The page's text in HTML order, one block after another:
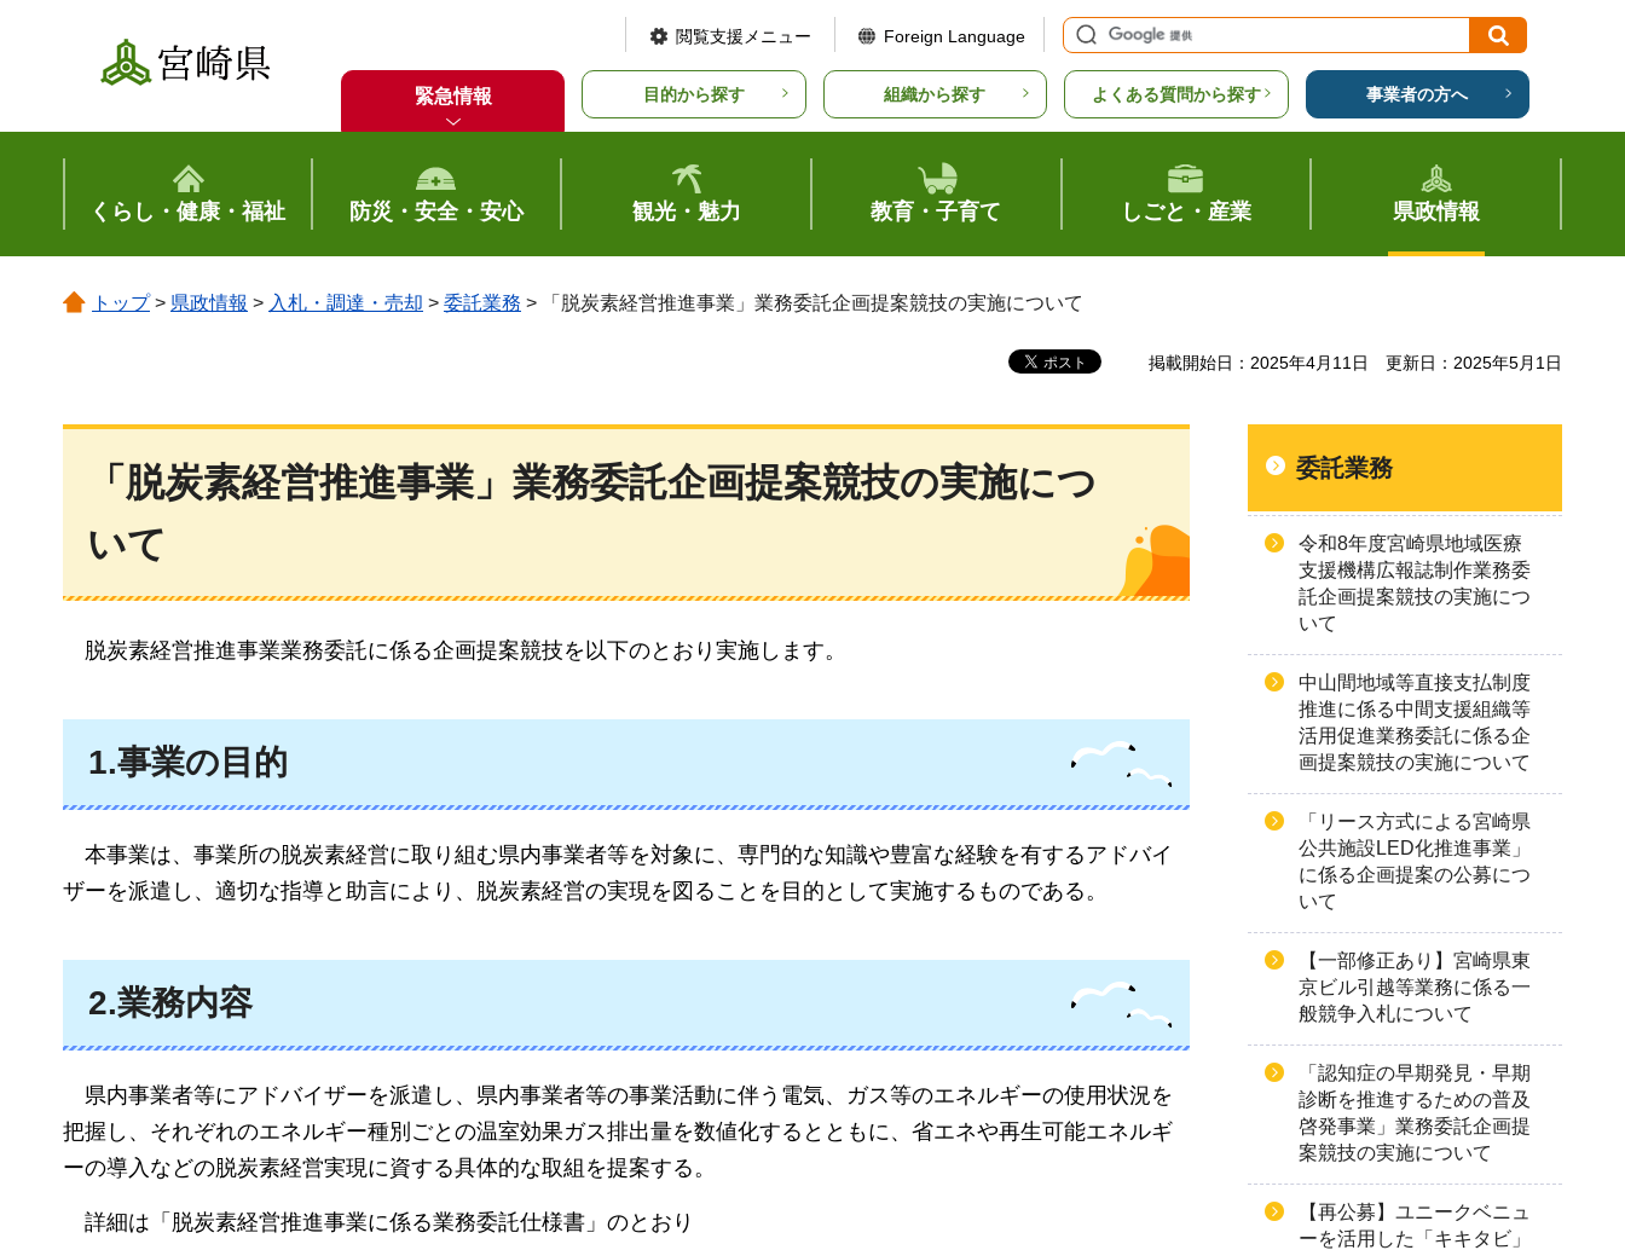
宮崎県
閲覧支援メニュー Foreign Language
緊急情報 目的から探す 組織から探す よくある質問から探す 事業者の方へ
くらし・健康・福祉 防災・安全・安心 観光・魅力 教育・子育て しごと・産業 県政情報
トップ> 県政情報 > 入札・調達・売却 > 委託業務 > 「脱炭素経営推進事業」業務委託企画提案競技の実施について
掲載開始日：2025年4月11日 更新日：2025年5月1日
「脱炭素経営推進事業」業務委託企画提案競技の実施につ
いて
脱炭素経営推進事業業務委託に係る企画提案競技を以下のとおり実施します。
1.事業の目的
本事業は、 事業所の脱炭素経営に取り組む県内事業者等を対象に、専門的な知識や豊富な経験を有するアドバイ
ザーを派遣し、適切な指導と助言により、脱炭素経営の実現を図ることを目的として実施するものである。
2.業務内容
県内事業者等にアドバイザーを派遣し、県内事業者等の事業活動に伴う電気、ガス等のエネルギーの使用状況を
把握し、それぞれのエネルギー種別ごとの温室効果ガス排出量を数値化するとともに、省エネや再生可能エネルギ
ーの導入などの脱炭素経営実現に資する具体的な取組を提案する。
詳細は「脱炭素経営推進事業に係る業務委託仕様書」のとおり
委託業務
令和8年度宮崎県地域医療
支援機構広報誌制作業務委
託企画提案競技の実施につ
いて
中山間地域等直接支払制度
推進に係る中間支援組織等
活用促進業務委託に係る企
画提案競技の実施について
「リース方式による宮崎県
公共施設LED化推進事業」
に係る企画提案の公募につ
いて
【一部修正あり】宮崎県東
京ビル引越等業務に係る一
般競争入札について
「認知症の早期発見・早期
診断を推進するための普及
啓発事業」業務委託企画提
案競技の実施について
【再公募】ユニークベニュ
ーを活用した「キキタビ」